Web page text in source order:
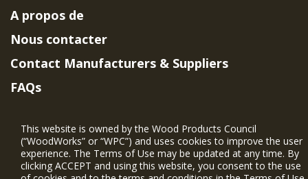
A propos de
Nous contacter
Contact Manufacturers & Suppliers
FAQs
Project Eligibility Requirements
Politique de confidentialité| Conditions
d'utilisation
This website is owned by the Wood Products Council
(“WoodWorks” or “WPC”) and uses cookies to improve the user
experience. The Terms of Use may be updated at any time. By
clicking ACCEPT and using this website, you consent to the use